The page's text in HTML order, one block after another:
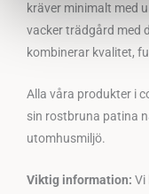
kräver minimalt med
vacker trädgård med
kombinerar kvalitet,
Alla våra produkter i
sin rostbruna patina
utomhusmiljö.
Viktig information: Vi